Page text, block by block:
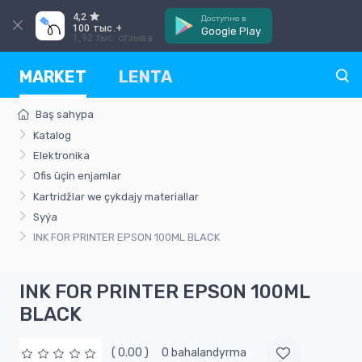
4,2
100 тыс.+
1,92 тыс. отзыва
Доступно в
Google Play
MARKET LENTA
Baş sahypa
Katalog
Elektronika
Ofis üçin enjamlar
Kartridžlar we çykdajy materiallar
Syýa
INK FOR PRINTER EPSON 100ML BLACK
INK FOR PRINTER EPSON 100ML
BLACK
( 0.00 ) 0 bahalandyrma